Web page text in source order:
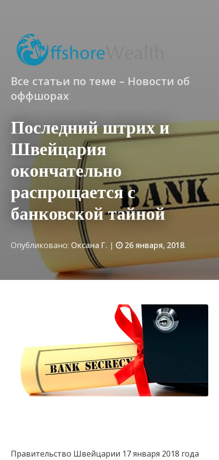
Все статьи по теме – Новости об
оффшорах
Последний штрих и
Швейцария
окончательно
распрощается с
банковской тайной
Опубликовано: Оксана Г. | 26 января, 2018.
Правительство Швейцарии 17 января 2018 года